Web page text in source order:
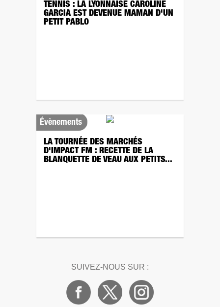
TENNIS : LA LYONNAISE CAROLINE
GARCIA EST DEVENUE MAMAN D'UN
PETIT PABLO
Évènements
LA TOURNÉE DES MARCHÉS
D'IMPACT FM : RECETTE DE LA
BLANQUETTE DE VEAU AUX PETITS...
SUIVEZ-NOUS SUR :